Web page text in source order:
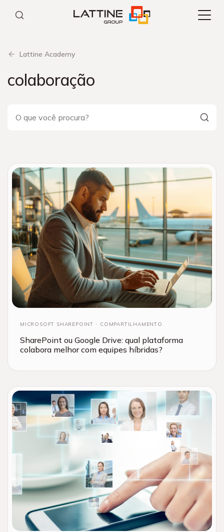
Lattine Academy
colaboração
MICROSOFT SHAREPOINT COMPARTILHAMENTO
SharePoint ou Google Drive: qual plataforma
colabora melhor com equipes híbridas?